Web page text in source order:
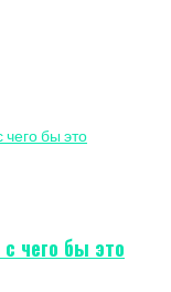
чего бы это